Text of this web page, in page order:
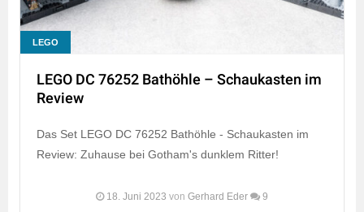
LEGO
LEGO DC 76252 Bathöhle – Schaukasten im
Review
Das Set LEGO DC 76252 Bathöhle - Schaukasten im
Review: Zuhause bei Gotham's dunklem Ritter!
18. Juni 2023 von Gerhard Eder 9